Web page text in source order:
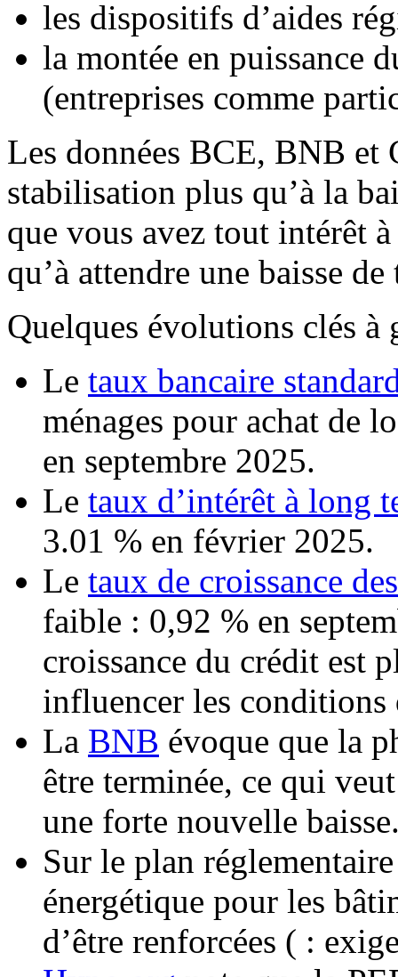
les dispositifs d’aides
la montée en puissance
(entreprises comme
Les données BCE, BNB et
stabilisation plus qu’à la
que vous avez tout intérêt
qu’à attendre une baisse
Quelques évolutions clés à
Le taux bancaire
ménages pour achat de
en septembre 2025.
Le taux d’intérêt à long
3.01 % en février 2025.
Le taux de croissance
faible : 0,92 % en
croissance du crédit est
influencer les conditions
La BNB évoque que la
être terminée, ce qui
une forte nouvelle
Sur le plan
énergétique pour les
d’être renforcées ( :